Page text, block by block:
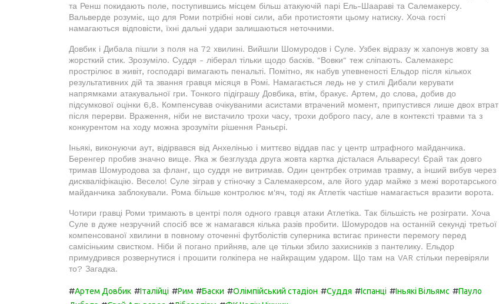
та Ренш покидають поле, поступившись місцем більш атакуючій парі Ель-Шаараві та Салемакерсу.
Вальверде розуміє, що для Роми потрібні нові сили, аби протистояти цьому натиску. Хоча гості
намагаються відповісти, їхні дальні удари залишаються неточними.
Довбик і Дибала пішли з поля на 72 хвилині. Вийшли Шомуродов і Суле. Узбек відразу ж хапонув жовту за
жорсткий стик. Зрозуміло. Суддя - ліберал тільки щодо басків. "Вовки" теж сліпають. Салемакерс
прострілює в живіт, господарі вимагають пенальті. Помітно, як набув упевненості Ельдор після кількох
результативних дій та звання гравця місяця в Ромі. Намагається ледь не у стилі Дибали керувати
напрямками атакувальної гри. Тонкого підіграшу Довбика, втім, бракує. Артем, до слова, добив до
підсумкової оцінки 6,8. Компенсував очікуваними асистами втрачений момент, припустився лише двох втрат
після перерви. Враження, ніби не вистачило трохи часу, трохи доброго пасу, але в контексті травми та з
конкурентом на ходу можна зрозуміти рішення Раньєрі.
Іньякі, виконуючи аут, відірвався від Анхелінью і миттєво віддав пас у центр штрафного майданчика.
Беренгер пробив значно вище. Яка ж безглузда друга жовта картка дісталася Альваресу! Єрай так довго
тримав Шомуродова за фланг, що суддя не витримав. Один центрбек отримав травму, а інший вибув через
дискваліфікацію. Весело! Суле зіграв у стіночку з Салемакерсом, але його удар майже з межі воротарського
майданчика заблокували. Рома більше контролює м'яч, тоді як Атлетік частіше намагається вразити ворота.
Чотири гравці Роми тримають в центрі поля одного гравця атаки Атлетіка. Так більшість не розіграти. Хоча
Суле в дуже незручний спосіб все ж намагався кілька разів пробити. Шомуродов на останній секунді третьої
компенсованої хвилини в повному оточенні футболістів суперника встигає принести перемогу перед
самісіньким свистком. Ніби й погано прийняв, але це тільки збило захисників з пантелику. Ельдор
примудрився розвернутися і прошити голкіпера не найкращим ударом. Що там на VAR стільки перевіряли
то? Загадка.
#Артем Довбик #Італійці #Рим #Баски #Олімпійський стадіон #Суддя #Іспанці #Іньякі Вільямс #Пауло